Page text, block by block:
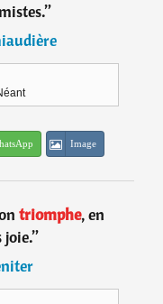
”
Image
triomphe, en
joie.”